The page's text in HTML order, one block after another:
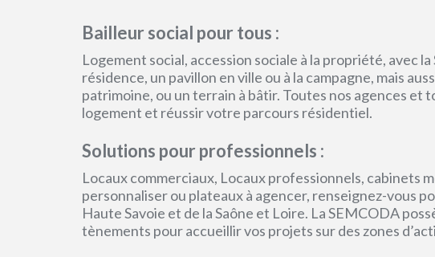
Bailleur social pour tous :
Logement social, accession sociale à la propriété, avec
résidence, un pavillon en ville ou à la campagne, mais
patrimoine, ou un terrain à bâtir. Toutes nos agences
logement et réussir votre parcours résidentiel.
Solutions pour professionnels :
Locaux commerciaux, Locaux professionnels, cabinets
personnaliser ou plateaux à agencer, renseignez-vous
Haute Savoie et de la Saône et Loire. La SEMCODA
tènements pour accueillir vos projets sur des zones